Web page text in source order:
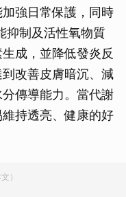
強日常保護，同時
抑制及活性氧物質
成，並降低發炎反
改善皮膚暗沉、減
傳導能力。當代謝
持透亮、健康的好
）